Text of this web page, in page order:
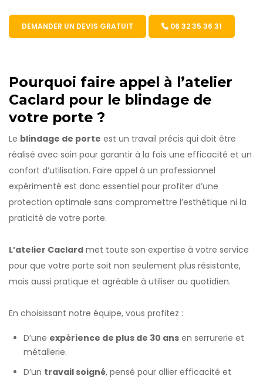
DEMANDER UN DEVIS GRATUIT 06 32 35 36 31
Pourquoi faire appel à l’atelier
Caclard pour le blindage de
votre porte ?
Le blindage de porte est un travail précis qui doit être
réalisé avec soin pour garantir à la fois une efficacité et un
confort d’utilisation. Faire appel à un professionnel
expérimenté est donc essentiel pour profiter d’une
protection optimale sans compromettre l’esthétique ni la
praticité de votre porte.
L’atelier Caclard met toute son expertise à votre service
pour que votre porte soit non seulement plus résistante,
mais aussi pratique et agréable à utiliser au quotidien.
En choisissant notre équipe, vous profitez :
D’une expérience de plus de 30 ans en serrurerie et
métallerie.
D’un travail soigné, pensé pour allier efficacité et